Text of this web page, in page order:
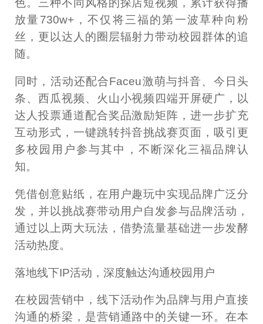
色。三种不同风格的探店短视频，累计获得播
放量730w+，不仅将三福的第一波草种向粉
丝，更以达人的圈层辐射力带动校园群体的追
随。
同时，活动还配合Faceu激萌与抖音、今日头
条、西瓜视频、火山小视频四端开屏硬广，以
达人投票通道配合奖品激励矩阵，进一步扩充
互动形式，一键跳转抖音挑战赛页面，吸引更
多校园用户参与其中，不断深化三福品牌认
知。
凭借创意贴纸，在用户趣玩中实现品牌广泛分
发，并以挑战赛带动用户自发参与品牌活动，
通过以上两大玩法，借势流量基础进一步发酵
活动热度。
落地线下IP活动，深度触达沟通校园用户
在校园营销中，线下活动作为品牌与用户直接
沟通的桥梁，是营销通路中的关键一环。在本